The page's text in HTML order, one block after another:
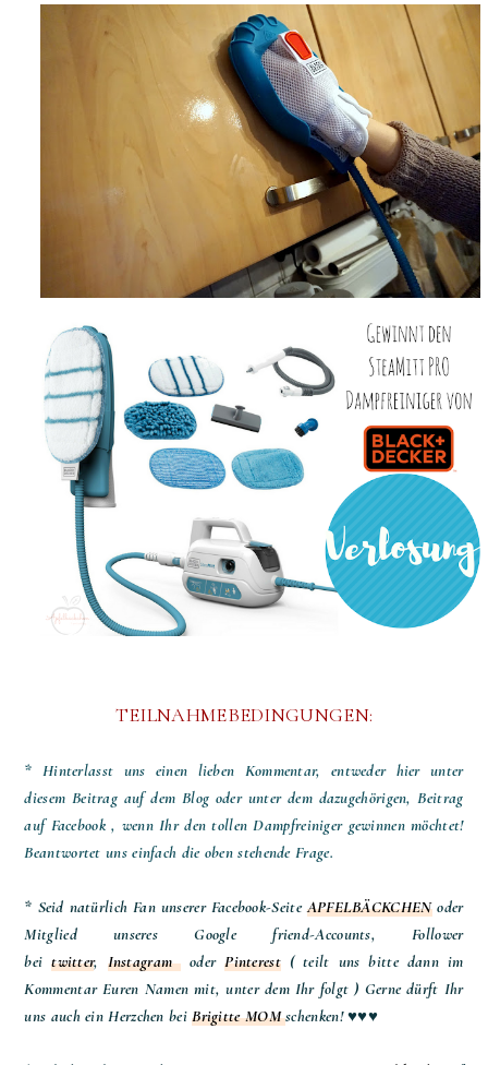
TEILNAHMEBEDINGUNGEN:
* Hinterlasst uns einen lieben Kommentar, entweder hier unter
diesem Beitrag auf dem Blog oder unter dem dazugehörigen, Beitrag
auf Facebook , wenn Ihr den tollen Dampfreiniger gewinnen möchtet!
Beantwortet uns einfach die oben stehende Frage.
* Seid natürlich Fan unserer Facebook-SeiteAPFELBÄCKCHENoder
Mitglied unseres Google friend-Accounts, Follower
beitwitter, Instagram oderPinterest ( teilt uns bitte dann im
Kommentar Euren Namen mit, unter dem Ihr folgt ) Gerne dürft Ihr
uns auch ein Herzchen beiBrigitte MOMschenken! ♥♥♥